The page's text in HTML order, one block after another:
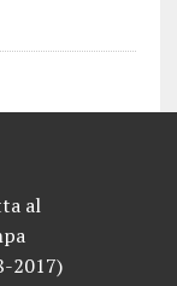
al
2017)